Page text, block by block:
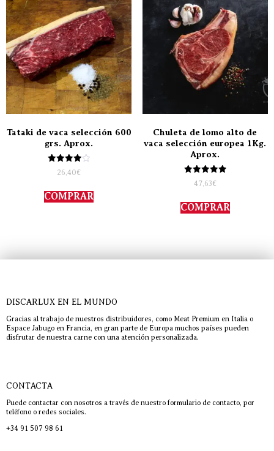
Tataki de vaca selección 600
grs. Aprox.
Valorado
con
de 5
26,40€
COMPRAR
Chuleta de lomo alto de
vaca selección europea 1Kg.
Aprox.
Valorado
con
de 5
47,63€
COMPRAR
DISCARLUX EN EL MUNDO
Gracias al trabajo de nuestros distribuidores, como Meat Premium en Italia o
Espace Jabugo en Francia, en gran parte de Europa muchos países pueden
disfrutar de nuestra carne con una atención personalizada.
CONTACTA
Puede contactar con nosotros a través de nuestro formulario de contacto, por
teléfono o redes sociales.
+34 91 507 98 61